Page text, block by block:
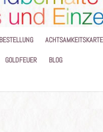
GOLDFEUER BLOG